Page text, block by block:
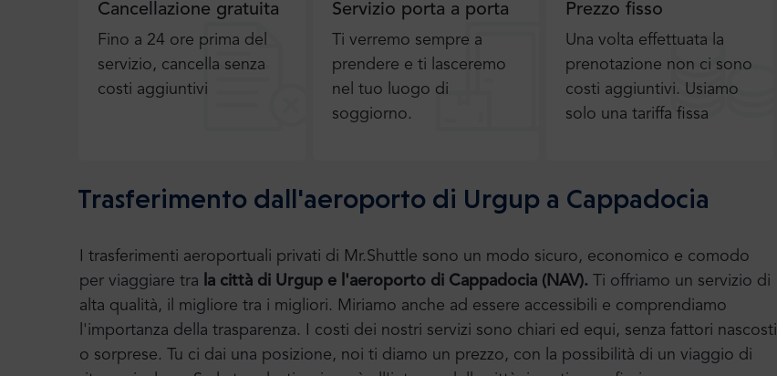
Cancellazione gratuita
Fino a 24 ore prima del
servizio, cancella senza
costi aggiuntivi
Servizio porta a porta
Ti verremo sempre a
prendere e ti lasceremo
nel tuo luogo di
soggiorno.
Prezzo fisso
Una volta effettuata la
prenotazione non ci sono
costi aggiuntivi. Usiamo
solo una tariffa fissa
Trasferimento dall'aeroporto di Urgup a Cappadocia
I trasferimenti aeroportuali privati di Mr.Shuttle sono un modo sicuro, economico e comodo
per viaggiare tra
la città di Urgup e l'aeroporto di Cappadocia (NAV).
Ti offriamo un servizio di
alta qualità, il migliore tra i migliori. Miriamo anche ad essere accessibili e comprendiamo
l'importanza della trasparenza. I costi dei nostri servizi sono chiari ed equi, senza fattori nascosti
o sorprese. Tu ci dai una posizione, noi ti diamo un prezzo, con la possibilità di un viaggio di